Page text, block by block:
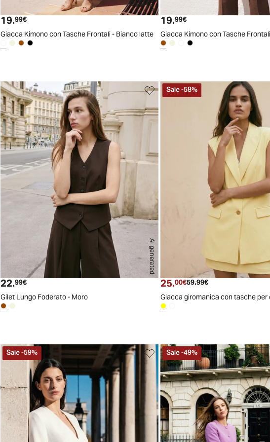
Prezzo attuale
19.99€
Giacca Kimono con Tasche Frontali - Bianco latte
Prezzo attuale
19.99€
Giacca Kimono con Tasche
AI generated
S
XL
Prezzo attuale
22.99€
Gilet Lungo Foderato - Moro
Sale-58%
Prezzo attuale
25.00€ Prezzo originale
59.99€
Giacca giromanica con tasche per
Sale-59% Sale-49%